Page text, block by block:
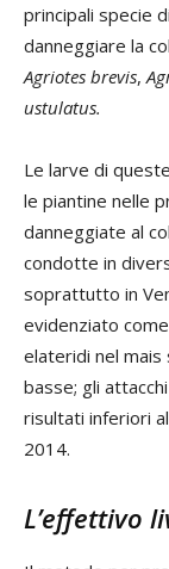
principali specie
danneggiare la
Agriotes brevis,
ustulatus.
Le larve di
le piantine nelle
danneggiate al
condotte in
soprattutto in
evidenziato
elateridi nel mais
basse; gli
risultati inferiori
2014.
L’effettivo